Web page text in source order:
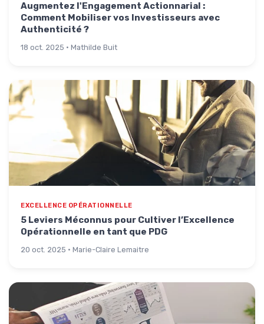
Augmentez l'Engagement Actionnarial :
Comment Mobiliser vos Investisseurs avec
Authenticité ?
18 oct. 2025 · Mathilde Buit
EXCELLENCE OPÉRATIONNELLE
5 Leviers Méconnus pour Cultiver l’Excellence
Opérationnelle en tant que PDG
20 oct. 2025 · Marie-Claire Lemaitre